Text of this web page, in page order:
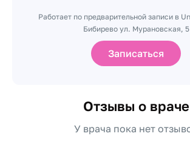
Работает по предварительной записи в
Бибирево ул. Мурановская, 5
Записаться
Отзывы о враче
У врача пока нет